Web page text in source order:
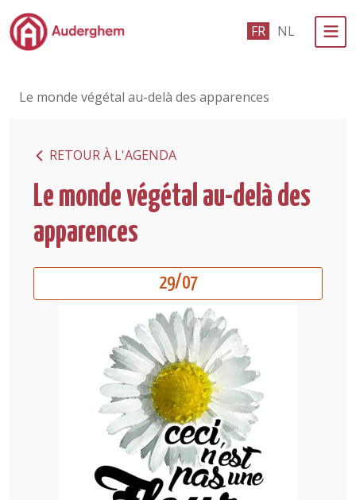
Passer au contenu principal FR NL
eGuichet
Vivre à Auderghem
Le monde végétal au-delà des apparences
RETOUR À L'AGENDA
29/07
Le monde végétal au-delà des
apparences